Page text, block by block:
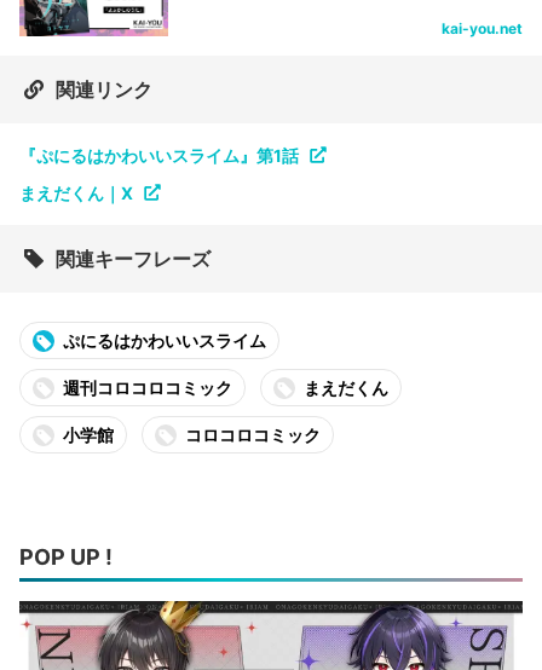
kai-you.net
関連リンク
『ぷにるはかわいいスライム』第1話
まえだくん｜X
関連キーフレーズ
ぷにるはかわいいスライム
週刊コロコロコミック まえだくん
小学館 コロコロコミック
POP UP !